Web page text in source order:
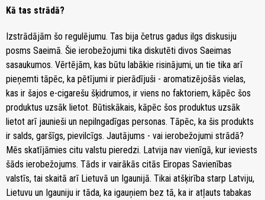
Kā tas strādā?
Izstrādājām šo regulējumu. Tas bija četrus gadus ilgs diskusiju
posms Saeimā. Šie ierobežojumi tika diskutēti divos Saeimas
sasaukumos. Vērtējām, kas būtu labākie risinājumi, un tie tika arī
pieņemti tāpēc, ka pētījumi ir pierādījuši - aromatizējošās vielas,
kas ir šajos e-cigarešu šķidrumos, ir viens no faktoriem, kāpēc šos
produktus uzsāk lietot. Būtiskākais, kāpēc šos produktus uzsāk
lietot arī jaunieši un nepilngadīgas personas. Tāpēc, ka šis produkts
ir salds, garšīgs, pievilcīgs. Jautājums - vai ierobežojumi strādā?
Mēs skatījāmies citu valstu pieredzi. Latvija nav vienīgā, kur ieviests
šāds ierobežojums. Tāds ir vairākās citās Eiropas Savienības
valstīs, tai skaitā arī Lietuvā un Igaunijā. Tikai atšķirība starp Latviju,
Lietuvu un Igauniju ir tāda, ka igauņiem bez tā, ka ir atļauts tabakas